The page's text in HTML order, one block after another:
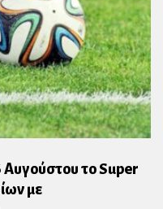
το Super
με